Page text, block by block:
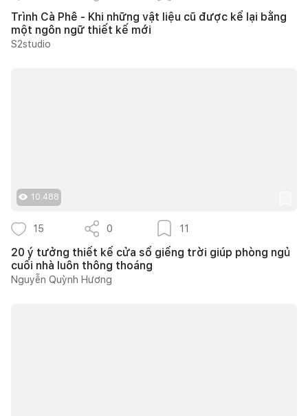
Trình Cà Phê - Khi những vật liệu cũ được kể lại bằng
một ngôn ngữ thiết kế mới
S2studio
10.488
15 0 11
20 ý tưởng thiết kế cửa sổ giếng trời giúp phòng ngủ
cuối nhà luôn thông thoáng
Nguyễn Quỳnh Hương